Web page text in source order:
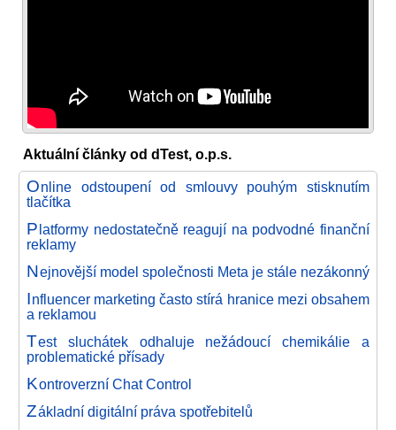
Aktuální články od dTest, o.p.s.
Online odstoupení od smlouvy pouhým stisknutím
tlačítka
Platformy nedostatečně reagují na podvodné finanční
reklamy
Nejnovější model společnosti Meta je stále nezákonný
Influencer marketing často stírá hranice mezi obsahem
a reklamou
Test sluchátek odhaluje nežádoucí chemikálie a
problematické přísady
Kontroverzní Chat Control
Základní digitální práva spotřebitelů